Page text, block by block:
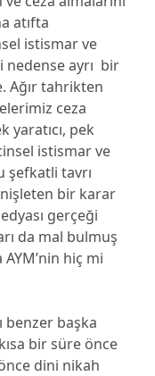
atıfta
istismar ve
nedense ayrı bir
Ağır tahrikten
ceza
pek
istismar ve
şefkatli tavrı
bir karar
gerçeği
da mal bulmuş
hiç mi
benzer başka
bir süre önce
dini nikah